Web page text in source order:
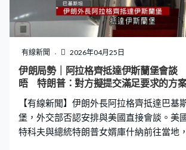
有線新聞 2026年04月25日
伊朗局勢｜阿拉格齊抵達伊斯蘭堡會談
晤 特朗普：對方擬提交滿足要求的方
【有線新聞】伊朗外長阿拉格齊抵達巴基
堡，外交部否認安排與美國直接會談。美
特科夫與總統特朗普女婿庫什納前往當地